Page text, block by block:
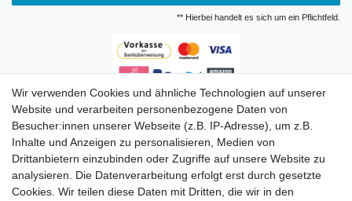
** Hierbei handelt es sich um ein Pflichtfeld.
Zahlungsarten
Wir verwenden Cookies und ähnliche Technologien auf unserer
Website und verarbeiten personenbezogene Daten von
Besucher:innen unserer Webseite (z.B. IP-Adresse), um z.B.
Inhalte und Anzeigen zu personalisieren, Medien von
Drittanbietern einzubinden oder Zugriffe auf unsere Website zu
analysieren. Die Datenverarbeitung erfolgt erst durch gesetzte
Cookies. Wir teilen diese Daten mit Dritten, die wir in den